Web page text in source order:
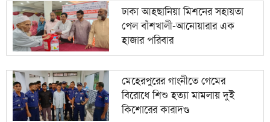
ঢাকা আহ্ছানিয়া মিশনের সহায়তা
পেল বাঁশখালী-আনোয়ারার এক
হাজার পরিবার
মেহেরপুরের গাংনীতে গেমের
বিরোধে শিশু হত্যা মামলায় দুই
কিশোরের কারাদণ্ড